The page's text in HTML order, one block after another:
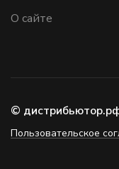
О сайте
©
Пользовательское